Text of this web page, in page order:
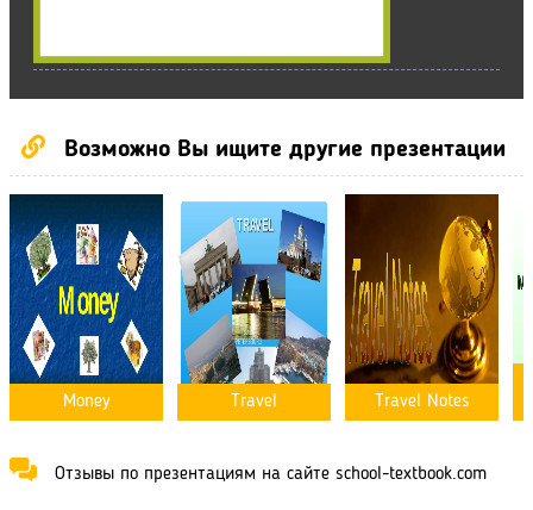
Возможно Вы ищите другие презентации
Money Travel Travel Notes
Отзывы по презентациям на сайте school-textbook.com